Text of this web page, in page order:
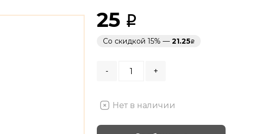
25
Со скидкой 15% —21.25
- +
Нет в наличии